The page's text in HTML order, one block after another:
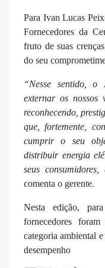
Para Ivan Lucas
Fornecedores da
fruto de suas
do seu
“Nesse sentido, o
externar os nossos
reconhecendo,
que, fortemente,
cumprir o seu
distribuir energia
seus
comenta o gerente.
Nesta edição,
fornecedores
categoria ambiental
desempenho